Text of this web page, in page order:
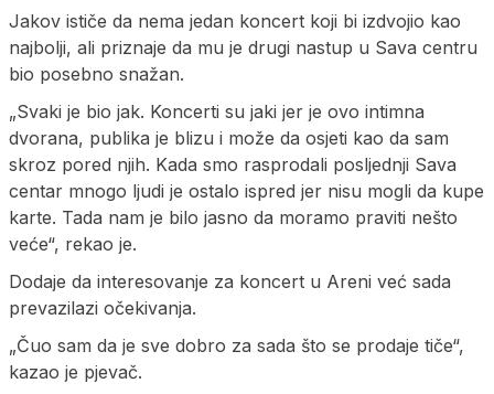
Jakov ističe da nema jedan koncert koji bi izdvojio kao
najbolji, ali priznaje da mu je drugi nastup u Sava centru
bio posebno snažan.
„Svaki je bio jak. Koncerti su jaki jer je ovo intimna
dvorana, publika je blizu i može da osjeti kao da sam
skroz pored njih. Kada smo rasprodali posljednji Sava
centar mnogo ljudi je ostalo ispred jer nisu mogli da kupe
karte. Tada nam je bilo jasno da moramo praviti nešto
veće“, rekao je.
Dodaje da interesovanje za koncert u Areni već sada
prevazilazi očekivanja.
„Čuo sam da je sve dobro za sada što se prodaje tiče“,
kazao je pjevač.